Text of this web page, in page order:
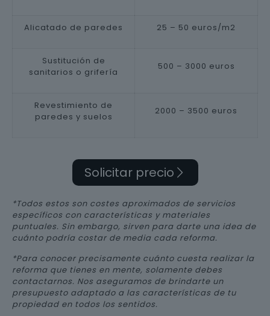
Alicatado de paredes 25 – 50 euros/m2
Sustitución de
sanitarios o grifería
500 – 3000 euros
Revestimiento de
paredes y suelos
2000 – 3500 euros
Solicitar precio
*Todos estos son costes aproximados de servicios
específicos con características y materiales
puntuales. Sin embargo, sirven para darte una idea de
cuánto podría costar de media cada reforma.
*Para conocer precisamente cuánto cuesta realizar la
reforma que tienes en mente, solamente debes
contactarnos. Nos aseguramos de brindarte un
presupuesto adaptado a las características de tu
propiedad en todos los sentidos.